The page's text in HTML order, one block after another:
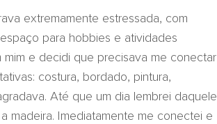
extremamente estressada, com
para hobbies e atividades
mim e decidi que precisava me conectar
costura, bordado, pintura,
Até que um dia lembrei daquele
madeira. Imediatamente me conectei e